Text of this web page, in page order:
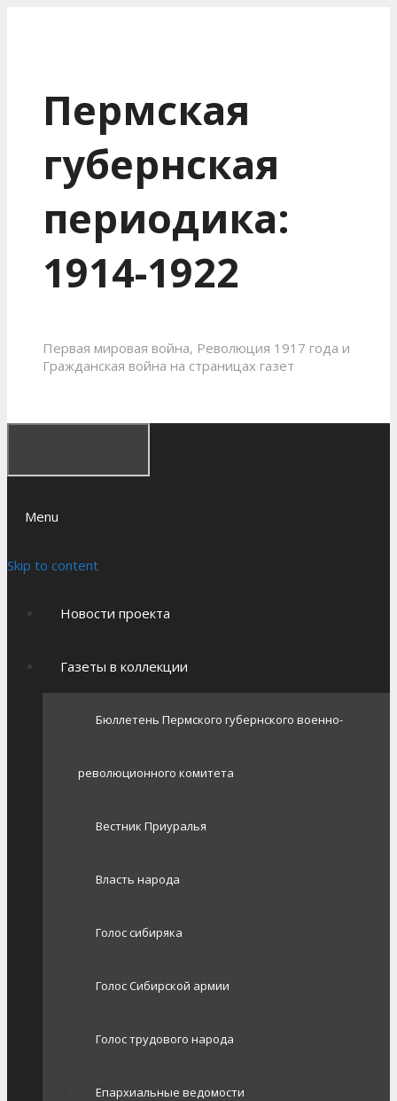
Пермская
губернская
периодика:
1914-1922
Первая мировая война, Революция 1917 года и
Гражданская война на страницах газет
Menu
Skip to content
Новости проекта
Газеты в коллекции
Бюллетень Пермского губернского военно-
революционного комитета
Вестник Приуралья
Власть народа
Голос сибиряка
Голос Сибирской армии
Голос трудового народа
Епархиальные ведомости